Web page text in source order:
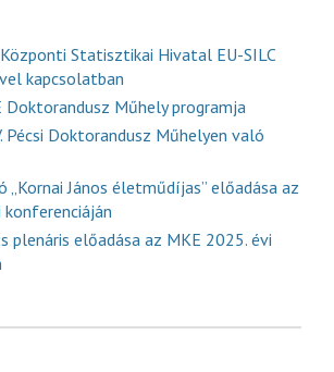
Statisztikai Hivatal EU-SILC
kapcsolatban
Doktorandusz Műhely programja
Pécsi Doktorandusz Műhelyen való
„Kornai János életműdíjas” előadása az
konferenciáján
plenáris előadása az MKE 2025. évi